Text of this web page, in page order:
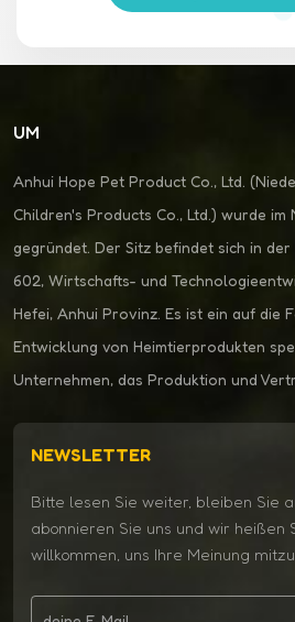
UM
Anhui Hope Pet Product Co., Ltd.
Children's Products Co., Ltd.) wurde im
gegründet. Der Sitz befindet sich in der
602, Wirtschafts- und
Hefei, Anhui Provinz. Es ist ein auf die
Entwicklung von Heimtierprodukten
Unternehmen, das Produktion und
NEWSLETTER
Bitte lesen Sie weiter, bleiben Sie
abonnieren Sie uns und wir heißen
willkommen, uns Ihre Meinung